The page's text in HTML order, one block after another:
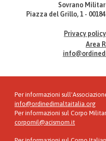
Sovrano
Piazza del Grillo, 1 -
Privacy policy
Area
Per informazioni
info@ordinedimaltaitalia.org
Per informazioni sul Corpo
corpomil@acismom.it